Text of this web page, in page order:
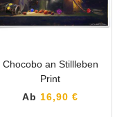
Chocobo an Stillleben
Print
Ab 16,90 €